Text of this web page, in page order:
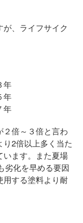
、ライフサイク
年
倍～３倍と言わ
2倍以上多く当た
います。また夏場
化を早める要因
用する塗料より耐